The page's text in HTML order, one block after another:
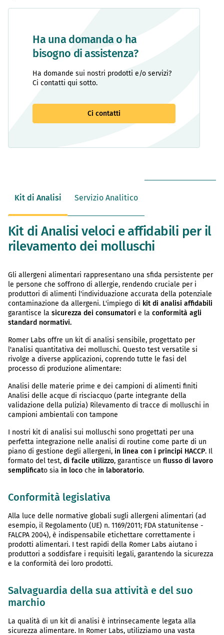
Ha una domanda o ha
bisogno di assistenza?
Ha domande sui nostri prodotti e/o servizi?
Ci contatti qui sotto.
Ci contatti
Kit di Analisi Servizio Analitico
Kit di Analisi veloci e affidabili per il
rilevamento dei molluschi
Gli allergeni alimentari rappresentano una sfida persistente per
le persone che soffrono di allergie, rendendo cruciale per i
produttori di alimenti l'individuazione accurata della potenziale
contaminazione da allergeni. L'impiego di kit di analisi affidabili
garantisce la sicurezza dei consumatori e la conformità agli
standard normativi.
Romer Labs offre un kit di analisi sensibile, progettato per
l'analisi quantitativa dei molluschi. Questo test versatile si
rivolge a diverse applicazioni, coprendo tutte le fasi del
processo di produzione alimentare:
Analisi delle materie prime e dei campioni di alimenti finiti
Analisi delle acque di risciacquo (parte integrante della
validazione della pulizia) Rilevamento di tracce di molluschi in
campioni ambientali con tampone
I nostri kit di analisi sui molluschi sono progettati per una
perfetta integrazione nelle analisi di routine come parte di un
piano di gestione degli allergeni, in linea con i principi HACCP. Il
formato del test, di facile utilizzo, garantisce un flusso di lavoro
semplificato sia in loco che in laboratorio.
Conformità legislativa
Alla luce delle normative globali sugli allergeni alimentari (ad
esempio, il Regolamento (UE) n. 1169/2011; FDA statunitense -
FALCPA 2004), è indispensabile etichettare correttamente i
prodotti alimentari. I test rapidi della Romer Labs aiutano i
produttori a soddisfare i requisiti legali, garantendo la sicurezza
e la conformità dei loro prodotti.
Salvaguardia della sua attività e del suo
marchio
La qualità di un kit di analisi è intrinsecamente legata alla
sicurezza alimentare. In Romer Labs, utilizziamo una vasta